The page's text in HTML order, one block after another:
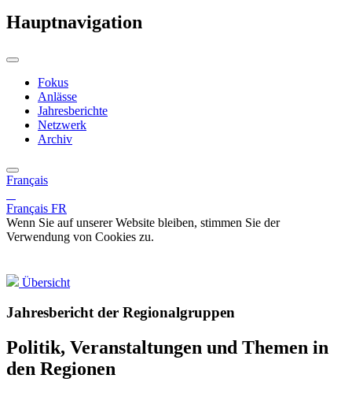
Hauptnavigation
Fokus
Anlässe
Jahresberichte
Netzwerk
Archiv
Français
Français FR
Wenn Sie auf unserer Website bleiben, stimmen Sie der
Verwendung von Cookies zu.
Übersicht
Jahresbericht der Regionalgruppen
Politik, Veranstaltungen und Themen in
den Regionen